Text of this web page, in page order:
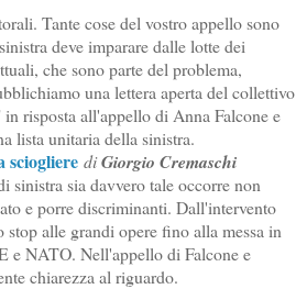
Tante cose del vostro appello sono
deve imparare dalle lotte dei
che sono parte del problema,
una lettera aperta del collettivo
risposta all'appello di Anna Falcone e
lista unitaria della sinistra.
sciogliere diGiorgio Cremaschi
sinistra sia davvero tale occorre non
e porre discriminanti. Dall'intervento
alle grandi opere fino alla messa in
e NATO. Nell'appello di Falcone e
chiarezza al riguardo.